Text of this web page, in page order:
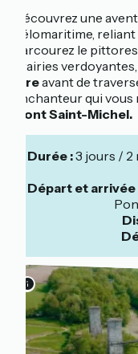
Découvrez une
Vélomaritime,
Parcourez le
prairies
Vireavant de
enchanteur qui
Mont Saint-Michel.
Durée :3 jours / 2
Départ et arrivée